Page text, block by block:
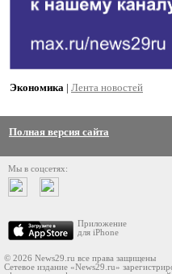
Экономика | Лента новостей
Полная версия сайта
Мы в соцсетях:
Приложение
для iPhone
© 2026 News29.ru все права защищены
Сетевое издание «News29.ru»